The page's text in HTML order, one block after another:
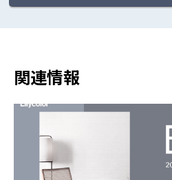
関連情報